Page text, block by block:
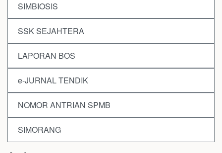
SIMBIOSIS
SSK SEJAHTERA
LAPORAN BOS
e-JURNAL TENDIK
NOMOR ANTRIAN SPMB
SIMORANG